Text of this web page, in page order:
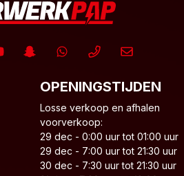
OPENINGSTIJDEN
Losse verkoop en afhalen
voorverkoop:
29 dec - 0:00 uur tot 01:00 uur
29 dec - 7:00 uur tot 21:30 uur
30 dec - 7:30 uur tot 21:30 uur